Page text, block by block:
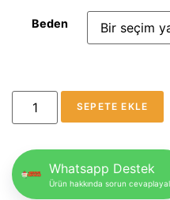
Beden
SEPETE EKLE
Whatsapp Destek
Ürün hakkında sorun